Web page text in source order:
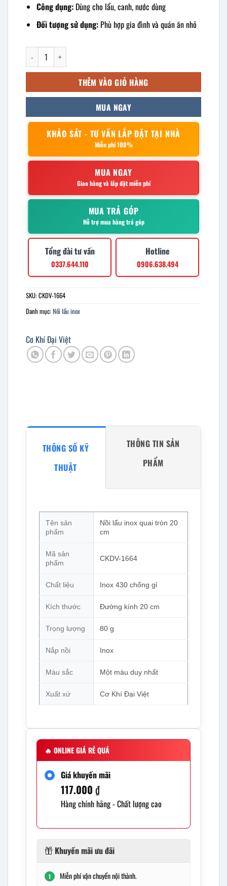
Công dụng:Dùng cho lẩu, canh, nước dùng
Đối tượng sử dụng:Phù hợp gia đình và quán ăn nhỏ
Nồi lẩu inox quai tròn 20cm số lượng
THÊM VÀO GIỎ HÀNG
MUA NGAY
KHẢO SÁT - TƯ VẤN LẮP ĐẶT TẠI NHÀ
Miễn phí 100%
MUA NGAY
Giao hàng và lắp đặt miễn phí
MUA TRẢ GÓP
Hỗ trợ mua hàng trả góp
Tổng đài tư vấn
0337.644.110
Hotline
0906.638.494
SKU:CKDV-1664
Danh mục:Nồi lẩu inox
Cơ Khí Đại Việt
THÔNG SỐ KỸ
THUẬT
THÔNG TIN SẢN
PHẨM
Tên sản
phẩm
Nồi lẩu inox quai tròn 20
cm
Mã sản
phẩm
CKDV-1664
Chất liệu Inox 430 chống gỉ
Kích thước Đường kính 20 cm
Trọng lượng 80 g
Nắp nồi Inox
Màu sắc Một màu duy nhất
Xuất xứ Cơ Khí Đại Việt
🔥 ONLINE GIÁ RẺ QUÁ
Giá khuyến mãi
117.000 ₫
Hàng chính hãng - Chất lượng cao
Khuyến mãi ưu đãi
1 Miễn phí vận chuyển nội thành.